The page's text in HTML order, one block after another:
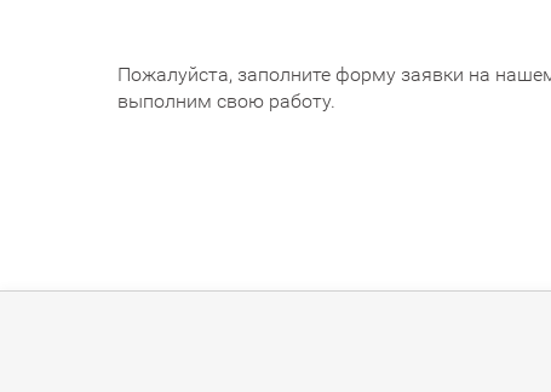
Пожалуйста, заполните форму заявки на
выполним свою работу.